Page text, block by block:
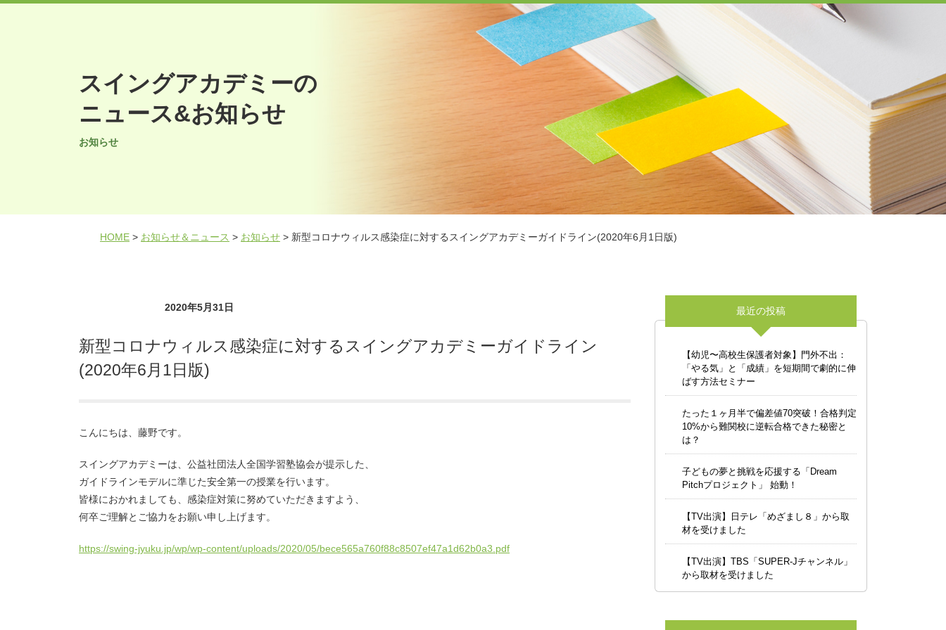
スイングアカデミーの
ニュース&お知らせ
お知らせ
HOME > お知らせ＆ニュース > お知らせ > 新型コロナウィルス感染症に対するスイングアカデミーガイドライン(2020年6月1日版)
2020年5月31日
新型コロナウィルス感染症に対するスイングアカデミーガイドライン
(2020年6月1日版)
こんにちは、藤野です。
スイングアカデミーは、公益社団法人全国学習塾協会が提示した、
ガイドラインモデルに準じた安全第一の授業を行います。
皆様におかれましても、感染症対策に努めていただきますよう、
何卒ご理解とご協力をお願い申し上げます。
https://swing-jyuku.jp/wp/wp-content/uploads/2020/05/bece565a760f88c8507ef47a1d62b0a3.pdf
最近の投稿
【幼児〜高校生保護者対象】門外不出：
「やる気」と「成績」を短期間で劇的に伸
ばす方法セミナー
たった１ヶ月半で偏差値70突破！合格判定
10%から難関校に逆転合格できた秘密と
は？
子どもの夢と挑戦を応援する「Dream
Pitchプロジェクト」 始動！
【TV出演】日テレ「めざまし８」から取
材を受けました
【TV出演】TBS「SUPER-Jチャンネル」
から取材を受けました